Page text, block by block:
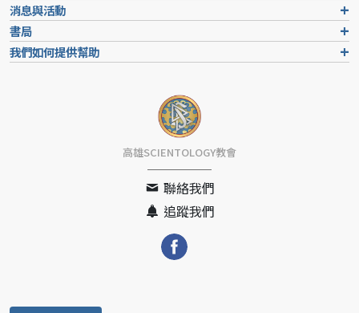
消息與活動
書局
我們如何提供幫助
高雄SCIENTOLOGY教會
聯絡我們
追蹤我們